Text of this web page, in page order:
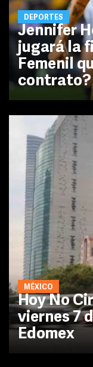
DEPORTES
Jennifer
jugará la
Femenil
contrato?
MÉXICO
Hoy No
viernes 7
Edomex